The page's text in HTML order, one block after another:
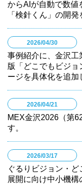
からAIが自動で数値を読み
「検針くん」の開発
2026/04/30
事例紹介に、金沢工
版「どこでもビジョ
ージを具体化を追加
2026/04/21
MEX金沢2026（第
す。
2026/03/17
ぐるりビジョン・
展開に向け中小機構